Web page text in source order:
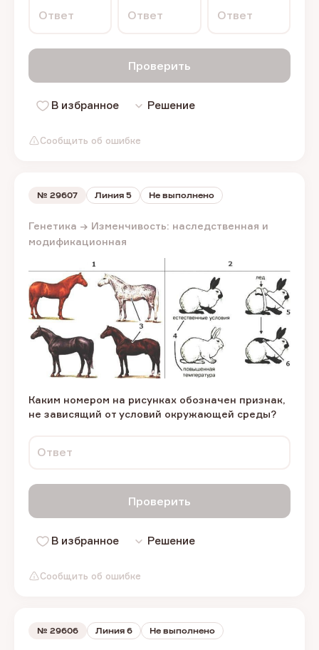
Сообщить об ошибке
Ответ Ответ Ответ
Проверить
В избранное Решение
№ 29607 Линия 5 Не выполнено
Сообщить об ошибке
Генетика → Изменчивость: наследственная и
модификационная
Каким номером на рисунках обозначен признак,
не зависящий от условий окружающей среды?
Ответ
Проверить
В избранное Решение
№ 29606 Линия 6 Не выполнено